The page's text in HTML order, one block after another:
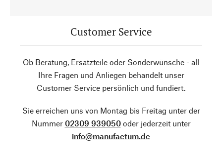
Customer Service
Ob Beratung, Ersatzteile oder Sonderwünsche - all
Ihre Fragen und Anliegen behandelt unser
Customer Service persönlich und fundiert.
Sie erreichen uns von Montag bis Freitag unter der
Nummer 02309 939050oder jederzeit unter
info@manufactum.de